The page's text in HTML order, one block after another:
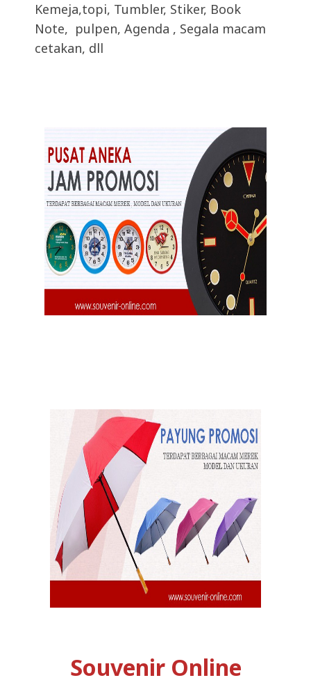
Kemeja,topi, Tumbler, Stiker, Book
Note, pulpen, Agenda , Segala macam
cetakan, dll
Souvenir Online